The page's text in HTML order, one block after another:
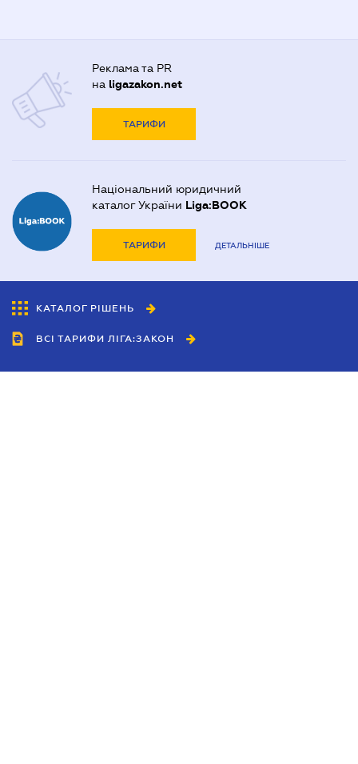
Реклама та PR
на ligazakon.net
ТАРИФИ
Національний юридичний
каталог України Liga:BOOK
ТАРИФИ ДЕТАЛЬНІШЕ
КАТАЛОГ РІШЕНЬ
ВСІ ТАРИФИ ЛІГА:ЗАКОН